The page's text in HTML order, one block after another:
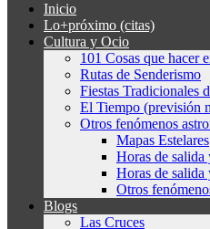
Inicio
Lo+próximo (citas)
Cultura y Ocio
101 Cosas que hacer
Rutas de Senderismo
Fiestas Tradicionales
El Tiempo (previsión
Otros fenómenos
Mapas Estelares
Horas de salida
Horas de salida
Otros
Blogs
Las Cruces